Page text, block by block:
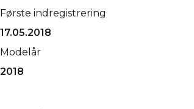
Første indregistrering
17.05.2018
Modelår
2018